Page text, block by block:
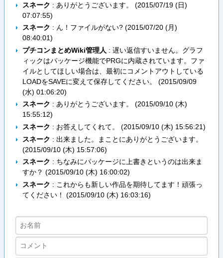
スネーク : ありがとうございます。 (2015/07/19 (日)
07:07:55)
スネーク : ん！ファイルがない? (2015/07/20 (月)
08:40:01)
プチコンまとめWiki管理人 : 遅い返信すいません。グラフ
ィックはパッケージ機能でPRGに内蔵されています。ファ
イルとしてほしい場合は、最初にコメントアウトしている
LOADをSAVEに変えて保存してください。 (2015/09/09
(水) 01:06:20)
スネーク : ありがとうございます。 (2015/09/10 (木)
15:55:12)
スネーク : お答えしてくれて。 (2015/09/10 (木) 15:56:21)
スネーク : 出来ました。まことにありがとうございます。
(2015/09/10 (木) 15:57:06)
スネーク : ちなみにパッケージに上書きというのは出来ま
すか？ (2015/09/10 (木) 16:00:02)
スネーク : これからも新しい作品を期待してます！頑張っ
てください！ (2015/09/10 (木) 16:03:16)